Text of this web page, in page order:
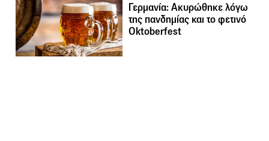
Γερμανία: Ακυρώθηκε λόγω
της πανδημίας και το φετινό
Oktoberfest